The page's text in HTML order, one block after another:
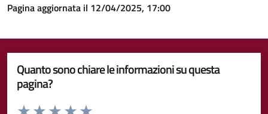
Pagina aggiornata il 12/04/2025, 17:00
Quanto sono chiare le informazioni su questa
pagina?
Valuta da 1 a 5 stelle la pagina